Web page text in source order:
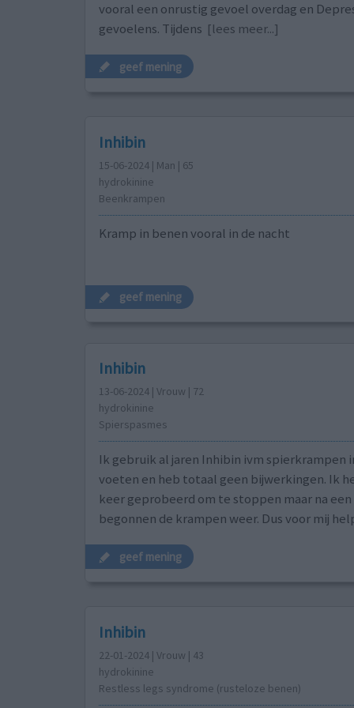
vooral een onrustig gevoel overdag en
gevoelens. Tijdens [lees meer...]
geef mening
Inhibin
15-06-2024 | Man | 65
hydrokinine
Beenkrampen
Kramp in benen vooral in de nacht
geef mening
Inhibin
13-06-2024 | Vrouw | 72
hydrokinine
Spierspasmes
Ik gebruik al jaren Inhibin ivm spierkrampen
voeten en heb totaal geen bijwerkingen. Ik
keer geprobeerd om te stoppen maar na een
begonnen de krampen weer. Dus voor mij
geef mening
Inhibin
22-01-2024 | Vrouw | 43
hydrokinine
Restless legs syndrome (rusteloze benen)